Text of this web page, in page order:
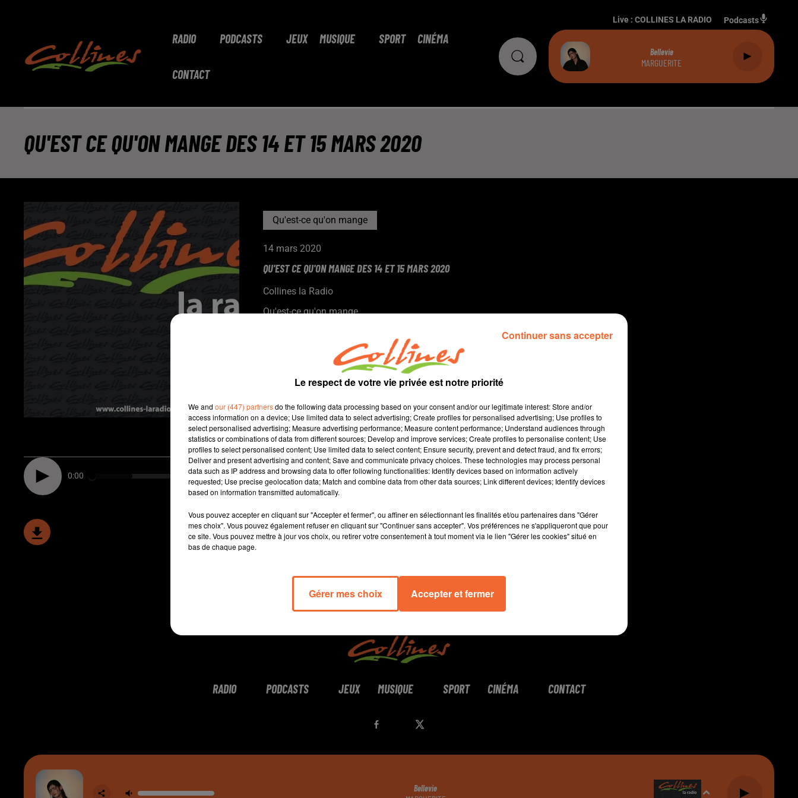
RADIO PODCASTS JEUX MUSIQUE SPORT CINÉMA
CONTACT
Live : COLLINES LA RADIO Podcasts
Bellevie
MARGUERITE
QU'EST CE QU'ON MANGE DES 14 ET 15 MARS 2020
Qu'est-ce qu'on mange
14 mars 2020
QU'EST CE QU'ON MANGE DES 14 ET 15 MARS 2020
Collines la Radio
Qu'est-ce qu'on mange
Recette présentée par Anne et Jacqueline.
0:00 0:00
RADIO PODCASTS JEUX MUSIQUE SPORT CINÉMA CONTACT
Bellevie
Le respect de votre vie privée est notre priorité
We and our (447) partnersdo the following data processing based on your consent and/or our legitimate interest: Store and/or
access information on a device; Use limited data to select advertising; Create profiles for personalised advertising; Use profiles to
select personalised advertising; Measure advertising performance; Measure content performance; Understand audiences through
statistics or combinations of data from different sources; Develop and improve services; Create profiles to personalise content; Use
profiles to select personalised content; Use limited data to select content; Ensure security, prevent and detect fraud, and fix errors;
Deliver and present advertising and content; Save and communicate privacy choices. These technologies may process personal
data such as IP address and browsing data to offer following functionalities: Identify devices based on information actively
requested; Use precise geolocation data; Match and combine data from other data sources; Link different devices; Identify devices
based on information transmitted automatically.
Vous pouvez accepter en cliquant sur "Accepter et fermer", ou affiner en sélectionnant les finalités et/ou partenaires dans "Gérer
mes choix". Vous pouvez également refuser en cliquant sur "Continuer sans accepter". Vos préférences ne s'appliqueront que pour
ce site. Vous pouvez mettre à jour vos choix, ou retirer votre consentement à tout moment via le lien "Gérer les cookies" situé en
bas de chaque page.
Gérer mes choix Accepter et fermer
Continuer sans accepter